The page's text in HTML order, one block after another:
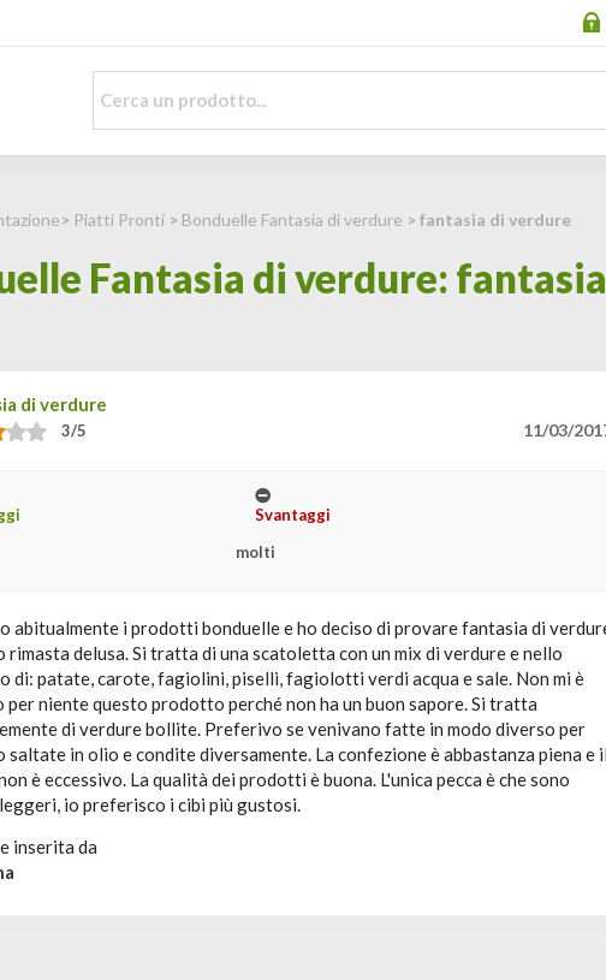
> Piatti Pronti > Bonduelle Fantasia di verdure > fantasia di verdure
Fantasia di verdure:
di verdure
3/5 11/03/
Svantaggi
molti
abitualmente i prodotti bonduelle e ho deciso di provare fantasia di
rimasta delusa. Si tratta di una scatoletta con un mix di verdure e nello
di: patate, carote, fagiolini, piselli, fagiolotti verdi acqua e sale. Non mi è
per niente questo prodotto perché non ha un buon sapore. Si tratta
di verdure bollite. Preferivo se venivano fatte in modo diverso per
saltate in olio e condite diversamente. La confezione è abbastanza piena e
è eccessivo. La qualità dei prodotti è buona. L'unica pecca è che sono
io preferisco i cibi più gustosi.
inserita da